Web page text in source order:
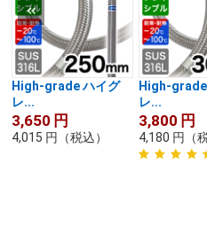
High-grade ハイグ
レ...
3,650 円
4,015 円 （税込）
High-
レ...
3,800 円
4,180 円 （